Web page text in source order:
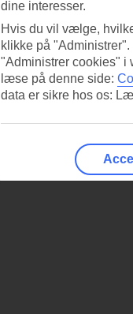
dine interesser.
Hvis du vil vælge,
klikke på
"Administrer cookies" i
læse på denne side:
data er sikre hos os: